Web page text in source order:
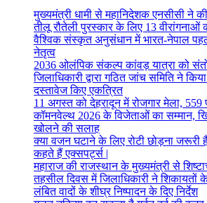
मुख्यमंत्री धामी से महानिदेशक एनसीसी ने
तीलू रौतेली पुरस्कार के लिए 13 वीरांगनाओं
वैश्विक संस्कृत अनुसंधान में भारत-नेपाल
नेतृत्व
2036 ओलंपिक संकल्प कांवड़ यात्रा को संतों
जिलाधिकारी द्वारा गठित जांच समिति ने
दस्तावेज किए एकत्रित
11 अगस्त को देहरादून में रोजगार मेला, 559
कॉमनवेल्थ 2026 के विजेताओं का सम्मान,
खोलने की सलाह
क्या वजन घटाने के लिए रोटी छोड़ना जरूरी
कहते हैं एक्सपर्ट्स |
महाराज की राजस्थान के मुख्यमंत्री से
तहसील दिवस में जिलाधिकारी ने शिकायतों
लंबित वादों के शीघ्र निष्पादन के दिए निर्देश